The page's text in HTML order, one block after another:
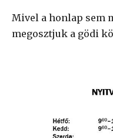
Mivel a honlap sem
megosztjuk a gödi